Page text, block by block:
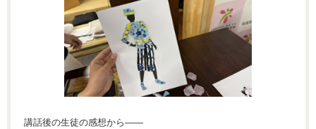
講話後の生徒の感想から――